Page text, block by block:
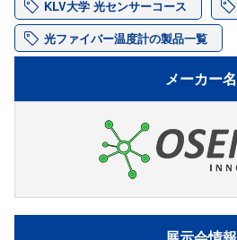
KLV大学 光センサーコース
光ファイバー温度計の製品一覧
メーカー名